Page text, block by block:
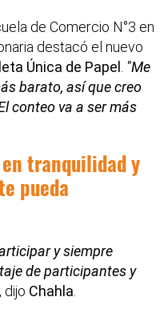
de Comercio N°3 en
destacó el nuevo
Única de Papel "Me
barato, así que creo
conteo va a ser más
tranquilidad y
pueda
y siempre
de participantes y
, dijo Chahla